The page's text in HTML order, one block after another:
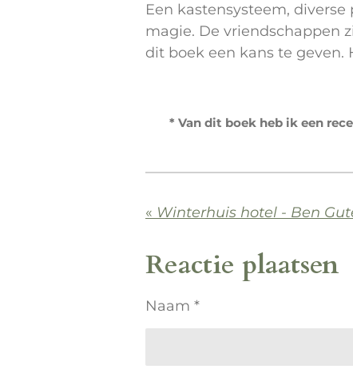
Een kastensysteem,
magie. De vriendschappen
dit boek een kans te geven.
* Van dit boek heb ik een
« Winterhuis hotel - Ben
Reactie plaatsen
Naam *